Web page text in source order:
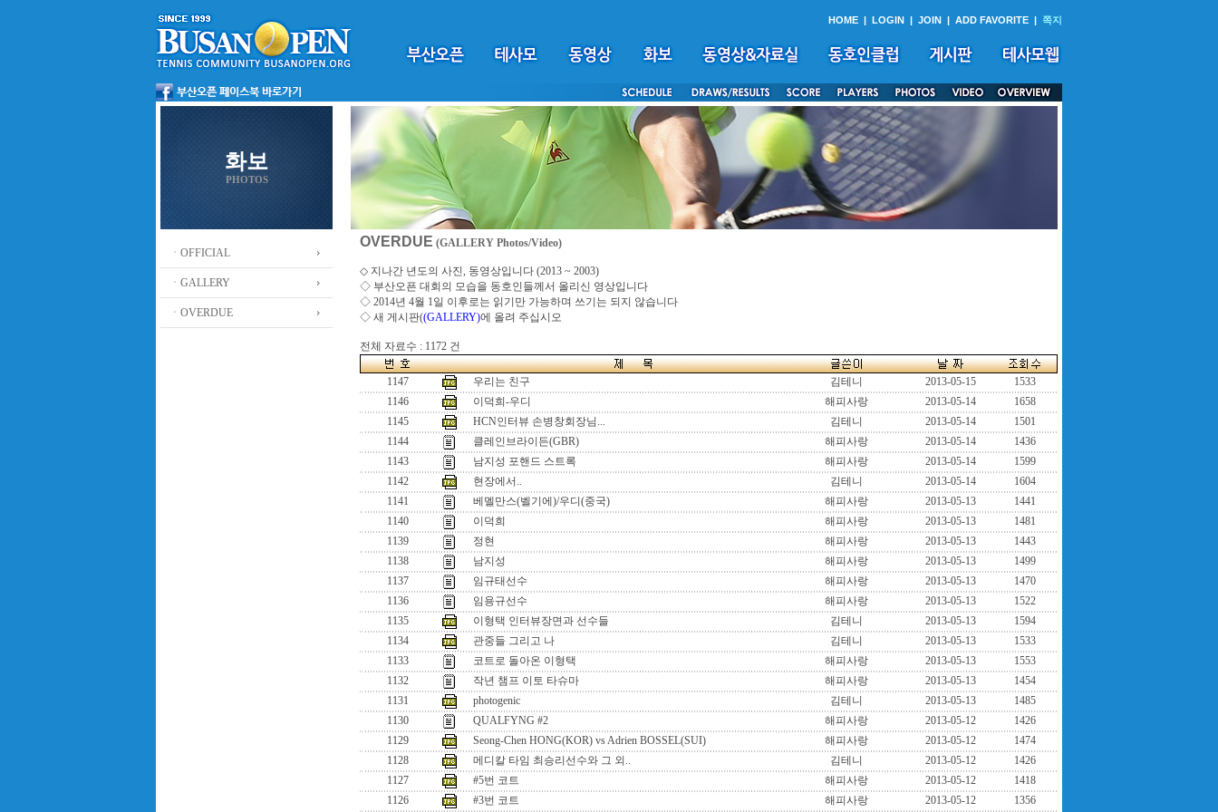
HOME | LOGIN | JOIN | ADD FAVORITE | 쪽지
화보
PHOTOS
ㆍOFFICIAL
ㆍGALLERY
ㆍOVERDUE
OVERDUE (GALLERY Photos/Video)
◇ 지나간 년도의 사진, 동영상입니다 (2013 ~ 2003)
◇ 부산오픈 대회의 모습을 동호인들께서 올리신 영상입니다
◇ 2014년 4월 1일 이후로는 읽기만 가능하며 쓰기는 되지 않습니다
◇ 새 게시판((GALLERY)에 올려 주십시오
전체 자료수 : 1172 건
1147 우리는 친구 김테니 2013-05-15
1533
1146
이덕희-우디 해피사랑 2013-05-14
1658
1145
HCN인터뷰 손병창회장님... 김테니 2013-05-14
1501
1144
클레인브라이든(GBR) 해피사랑 2013-05-14
1436
1143
남지성 포핸드 스트록 해피사랑 2013-05-14
1599
1142
현장에서.. 김테니 2013-05-14
1604
1141
베멜만스(벨기에)/우디(중국) 해피사랑 2013-05-13
1441
1140
이덕희 해피사랑 2013-05-13
1481
1139
정현 해피사랑 2013-05-13
1443
1138
남지성 해피사랑 2013-05-13
1499
1137
임규태선수 해피사랑 2013-05-13
1470
1136
임용규선수 해피사랑 2013-05-13
1522
1135
이형택 인터뷰장면과 선수들 김테니 2013-05-13
1594
1134
관중들 그리고 나 김테니 2013-05-13
1533
1133
코트로 돌아온 이형택 해피사랑 2013-05-13
1553
1132
작년 챔프 이토 타슈마 해피사랑 2013-05-13
1454
1131
photogenic 김테니 2013-05-13
1485
1130
QUALFYNG #2 해피사랑 2013-05-12
1426
1129
Seong-Chen HONG(KOR) vs Adrien BOSSEL(SUI) 해피사랑 2013-05-12
1474
1128
메디칼 타임 최승리선수와 그 외.. 김테니 2013-05-12
1426
1127
#5번 코트 해피사랑 2013-05-12
1418
1126
#3번 코트 해피사랑 2013-05-12 1356